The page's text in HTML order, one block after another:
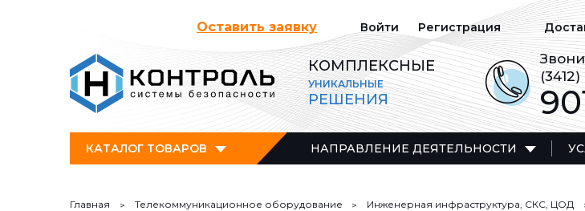
Оставить заявку Войти Регистрация
КОМПЛЕКСНЫЕ
УНИКАЛЬНЫЕ
РЕШЕНИЯ
(3412)
КАТАЛОГ ТОВАРОВ НАПРАВЛЕНИЕ ДЕЯТЕЛЬНОСТИ
Главная Телекоммуникационное оборудование Инженерная инфраструктура, СКС, ЦОД